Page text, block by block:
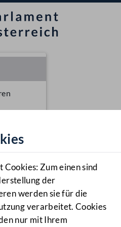
Zum einen sind
der
werden sie für die
verarbeitet. Cookies
nur mit Ihrem